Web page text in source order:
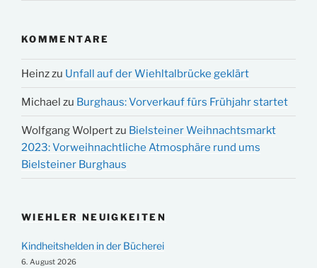
KOMMENTARE
Heinzzu Unfall auf der Wiehltalbrücke geklärt
Michael zu Burghaus: Vorverkauf fürs Frühjahr startet
Wolfgang Wolpertzu Bielsteiner Weihnachtsmarkt
2023: Vorweihnachtliche Atmosphäre rund ums
Bielsteiner Burghaus
WIEHLER NEUIGKEITEN
Kindheitshelden in der Bücherei
6. August 2026